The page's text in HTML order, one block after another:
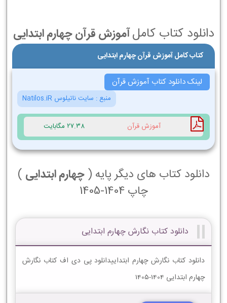
دانلود کتاب کاملآموزش قرآن چهارم ابتدایی
کتاب کامل آموزش قرآن چهارم ابتدایی
لینک دانلود کتاب آموزش قرآن
منبع : سایت ناتیلوس Natilos.iR
آموزش قرآن 27.38 مگابایت
دانلود کتاب های دیگر پایه (چهارم ابتدایی )
چاپ 1404-1405
دانلود کتاب نگارش چهارم ابتدایی
دانلود کتاب نگارش چهارم ابتداییدانلود پی دی اف کتاب نگارش
چهارم ابتدایی 1404-1405